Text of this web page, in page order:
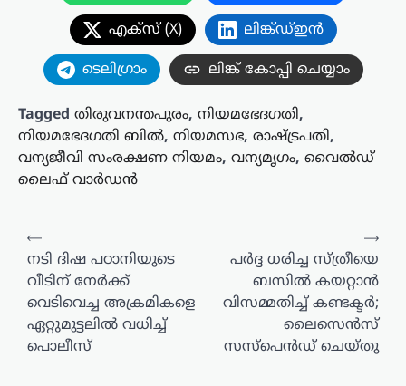
എക്സ് (X) ലിങ്ക്ഡ്ഇൻ
ടെലിഗ്രാം ലിങ്ക് കോപ്പി ചെയ്യാം
Tagged തിരുവനന്തപുരം, നിയമഭേദഗതി,
നിയമഭേദഗതി ബിൽ, നിയമസഭ, രാഷ്ട്രപതി,
വന്യജീവി സംരക്ഷണ നിയമം, വന്യമൃഗം, വൈൽഡ്
ലൈഫ് വാർഡൻ
പോസ്റ്റുകളിലൂടെ
⟵
നടി ദിഷ പഠാനിയുടെ
വീടിന് നേർക്ക്
വെടിവെച്ച അക്രമികളെ
ഏറ്റുമുട്ടലിൽ വധിച്ച്
പൊലീസ്
പർദ്ദ ധരിച്ച സ്ത്രീയെ
ബസിൽ കയറ്റാൻ
വിസമ്മതിച്ച് കണ്ടക്ടർ;
ലൈസെൻസ്
സസ്‌പെൻഡ് ചെയ്തു
⟶